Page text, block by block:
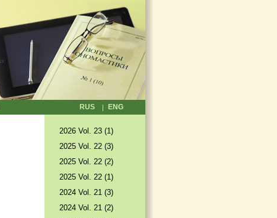
RUS ENG
2026 Vol. 23 (1)
2025 Vol. 22 (3)
2025 Vol. 22 (2)
2025 Vol. 22 (1)
2024 Vol. 21 (3)
2024 Vol. 21 (2)